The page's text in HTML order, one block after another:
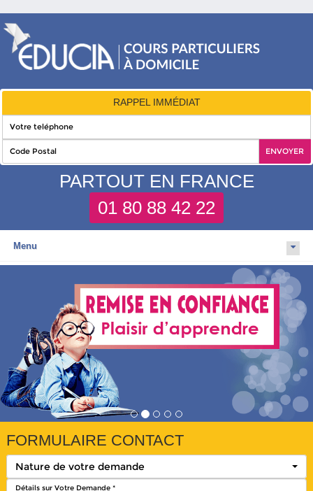
RAPPEL IMMÉDIAT
PARTOUT EN FRANCE
01 80 88 42 22
Menu
FORMULAIRE CONTACT
Nature de votre demande